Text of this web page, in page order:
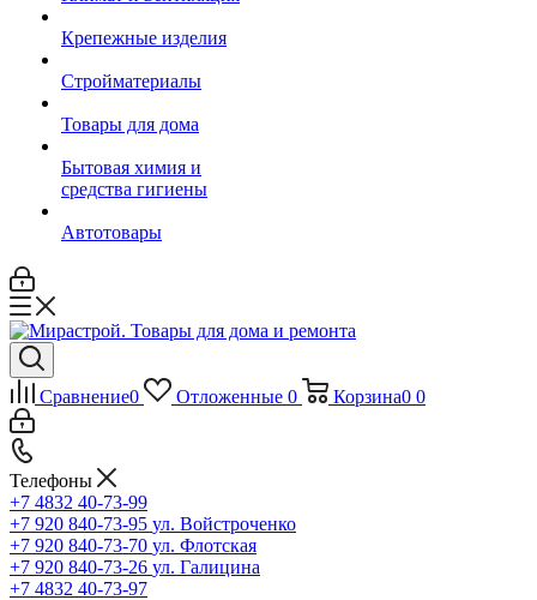
Крепежные изделия
Стройматериалы
Товары для дома
Бытовая химия и
средства гигиены
Автотовары
Сравнение0 Отложенные 0 Корзина0 0
Телефоны
+7 4832 40-73-99
+7 920 840-73-95 ул. Войстроченко
+7 920 840-73-70 ул. Флотская
+7 920 840-73-26 ул. Галицина
+7 4832 40-73-97